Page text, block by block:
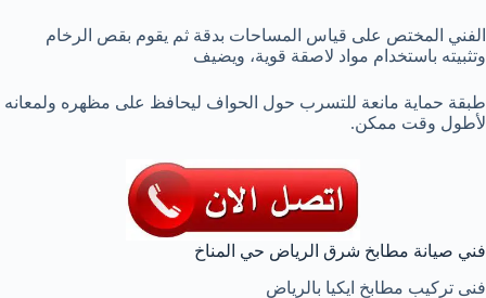
الفني المختص على قياس المساحات بدقة ثم يقوم بقص الرخام
وتثبيته باستخدام مواد لاصقة قوية، ويضيف
طبقة حماية مانعة للتسرب حول الحواف ليحافظ على مظهره ولمعانه
لأطول وقت ممكن.
فني صيانة مطابخ شرق الرياض حي المناخ
فنى تركيب مطابخ ايكيا بالرياض